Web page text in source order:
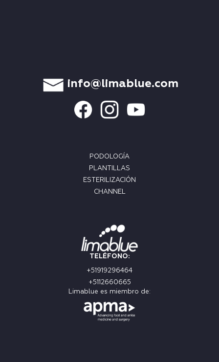
info@limablue.com
PODOLOGÍA
PLANTILLAS
ESTERILIZACIÓN
CHANNEL
TELÉFONO:
+51919296464
+5112660665
Limablue es miembro de: